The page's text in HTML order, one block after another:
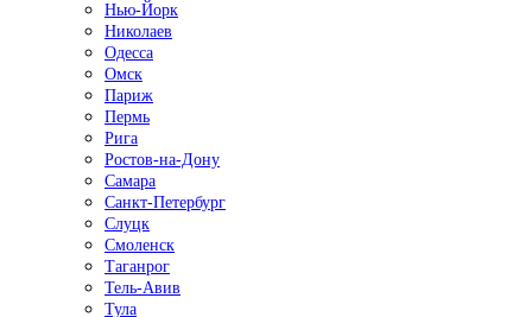
Нью-Йорк
Николаев
Одесса
Омск
Париж
Пермь
Рига
Ростов-на-Дону
Самара
Санкт-Петербург
Слуцк
Смоленск
Таганрог
Тель-Авив
Тула